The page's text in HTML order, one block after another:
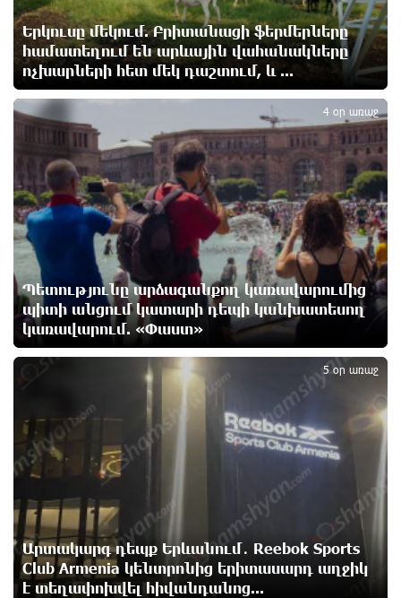
«Պատմական հիշողությունը չի կարելի
քաղաքականություն դարձնել». Կարպիս Փաշոյան
5 ժամ առաջ
Երևանի և մարզերի տասնյակ հասցեներում
օգոստոսի 10-ին, 11-ին, 12-ին և 13-ին գազ չի
լինելու
15 ժամ առաջ
Հայ ուշուիստները 37 մեդալ են նվաճել
միջազգային մրցաշարում
15 ժամ առաջ
ԱՄՆ Սենատը մեծամասնությամբ ընդունել է
Ռուսաստանի և Իրանի դեմ պատժամիջոցների
ընդլայնման օրինագիծը
15 ժամ առաջ
Երգչուհի Բեյոնսեն ​​4 դատական հայց է
ներկայացրել Թուրքիայում
15 ժամ առաջ
Երևանյան լճում իրականացվել են մաքրման
աշխատանքներ
16 ժամ առաջ
Երկուսը մեկում. Բրիտանացի ֆերմերները
համատեղում են արևային վահանակները
ոչխարների հետ մեկ դաշտում, և ...
Պետությունը արձագանքող կառավարումից
պիտի անցում կատարի դեպի կանխատեսող
կառավարում. «Փաստ»
4 օր առաջ
4
Արտակարգ դեպք Երևանում․ Reebok Sports
Club Armenia կենտրոնից երիտասարդ աղջիկ
է տեղափոխվել հիվանդանոց...
5 օր առաջ
5